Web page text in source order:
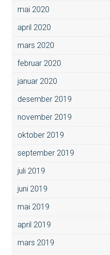
mai 2020
april 2020
mars 2020
februar 2020
januar 2020
desember 2019
november 2019
oktober 2019
september 2019
juli 2019
juni 2019
mai 2019
april 2019
mars 2019